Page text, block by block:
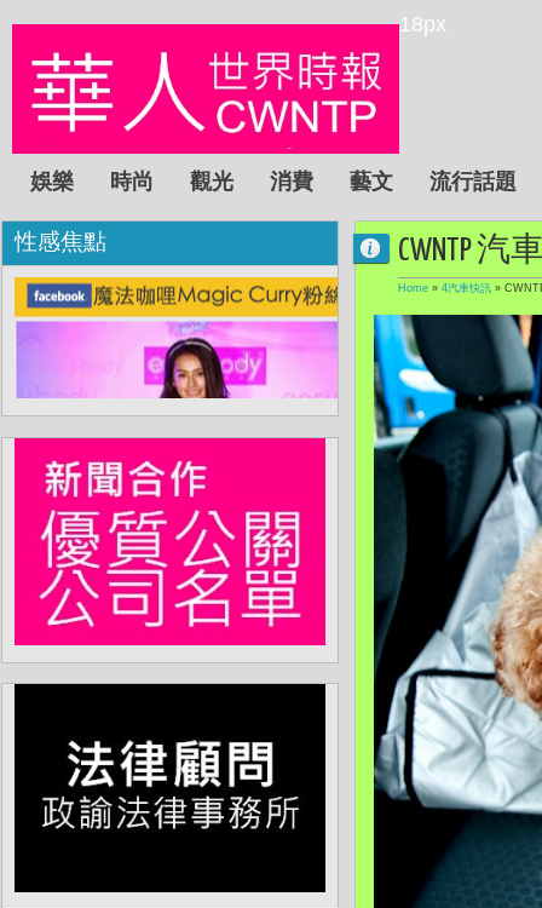
18px
娛樂 時尚 觀光 消費 藝文 流行話題
CWNTP
Home » 4汽車快訊 »
性感焦點